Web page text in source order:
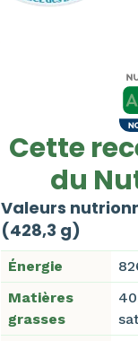
Cette
du
Valeurs
(428,3 g)
Énergie
Matières
grasses